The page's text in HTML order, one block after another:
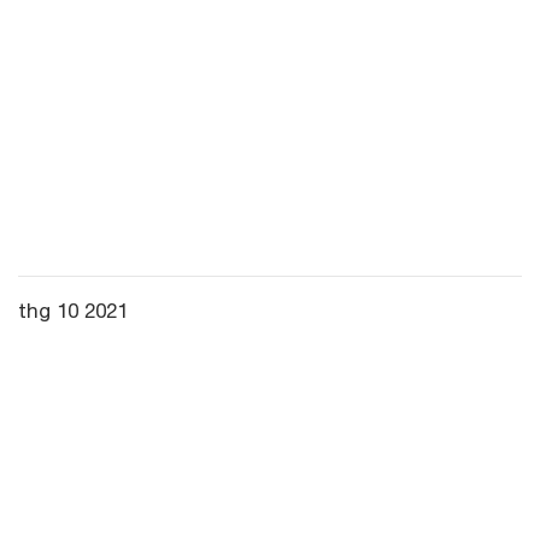
thg 10 2021